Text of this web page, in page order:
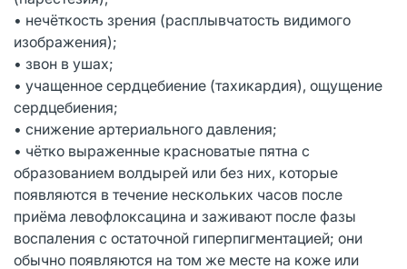
• нечёткость зрения (расплывчатость видимого
изображения);
• звон в ушах;
• учащенное сердцебиение (тахикардия), ощущение
сердцебиения;
• снижение артериального давления;
• чётко выраженные красноватые пятна с
образованием волдырей или без них, которые
появляются в течение нескольких часов после
приёма левофлоксацина и заживают после фазы
воспаления с остаточной гиперпигментацией; они
обычно появляются на том же месте на коже или